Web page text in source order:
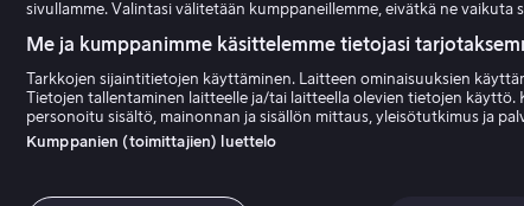
sivullamme. Valintasi välitetään kumppaneillemme, eivätkä ne vaikuta
Me ja kumppanimme käsittelemme tietojasi
Tarkkojen sijaintitietojen käyttäminen. Laitteen ominaisuuksien
Tietojen tallentaminen laitteelle ja/tai laitteella olevien tietojen
personoitu sisältö, mainonnan ja sisällön mittaus, yleisötutkimus ja
Kumppanien (toimittajien) luettelo